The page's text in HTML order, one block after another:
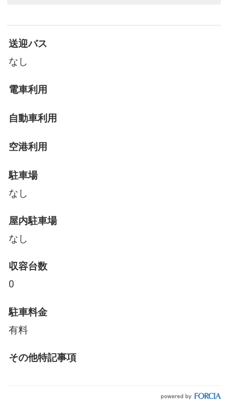
送迎バス
なし
電車利用
自動車利用
空港利用
駐車場
なし
屋内駐車場
なし
収容台数
0
駐車料金
有料
その他特記事項